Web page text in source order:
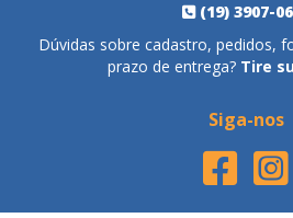
(19) 3907-
Dúvidas sobre cadastro, pedidos,
prazo de entrega? Tire
Siga-nos